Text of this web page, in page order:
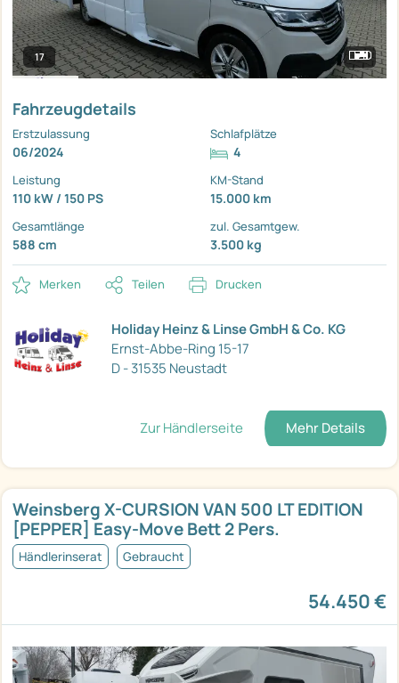
17
Fahrzeugdetails
Erstzulassung
06/2024
Schlafplätze
4
Leistung
110 kW / 150 PS
KM-Stand
15.000 km
Gesamtlänge
588 cm
zul. Gesamtgew.
3.500 kg
Merken Teilen Drucken
Holiday Heinz & Linse GmbH & Co. KG
Ernst-Abbe-Ring 15-17
D - 31535 Neustadt
Zur Händlerseite Mehr Details
Weinsberg X-CURSION VAN 500 LT EDITION
[PEPPER] Easy-Move Bett 2 Pers.
Händlerinserat Gebraucht
54.450 €